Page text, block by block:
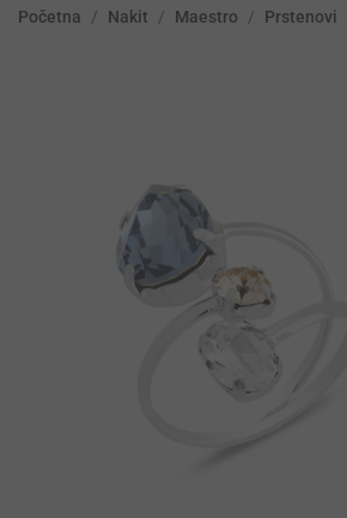
Početna / Nakit / Maestro / Prstenovi